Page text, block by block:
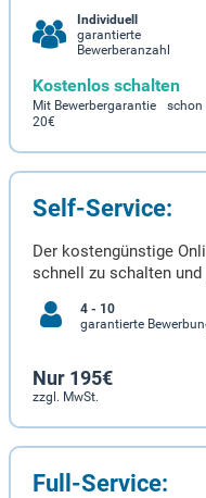
Individuell
garantierte
Bewerberanzahl
Kostenlos schalten
Mit Bewerbergarantie schon
20€
Self-Service:
Der kostengünstige
schnell zu schalten und
4 - 10
garantierte
Nur 195€
zzgl. MwSt.
Full-Service: